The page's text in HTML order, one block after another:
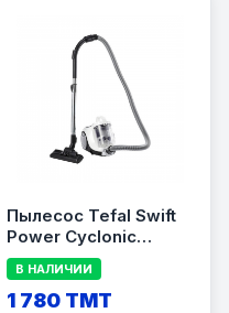
Пылесос Tefal Swift
Power Cyclonic
TW2947EA, 750 Вт,
1.2 л, White/Grey
В НАЛИЧИИ
1 780 TMT